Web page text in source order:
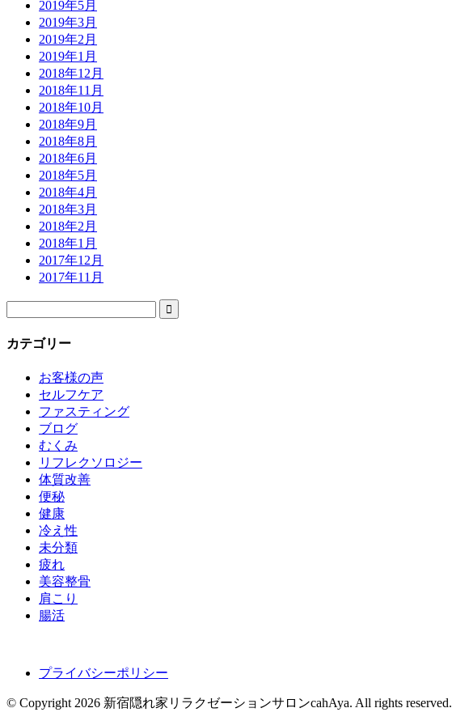
2019年5月
2019年3月
2019年2月
2019年1月
2018年12月
2018年11月
2018年10月
2018年9月
2018年8月
2018年6月
2018年5月
2018年4月
2018年3月
2018年2月
2018年1月
2017年12月
2017年11月

カテゴリー
お客様の声
セルフケア
ファスティング
ブログ
むくみ
リフレクソロジー
体質改善
便秘
健康
冷え性
未分類
疲れ
美容整骨
肩こり
腸活
プライバシーポリシー
© Copyright 2026 新宿隠れ家リラクゼーションサロンcahAya. All rights reserved.